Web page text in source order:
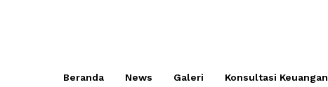
Beranda News Galeri Konsultasi Keuangan